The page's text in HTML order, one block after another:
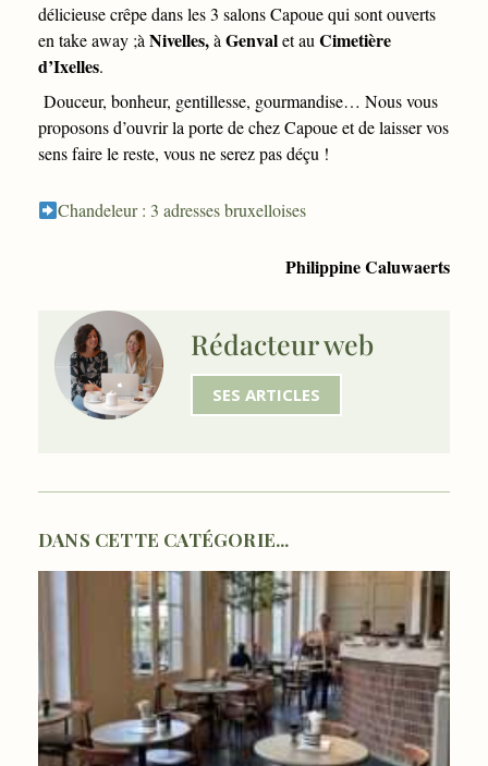
délicieuse crêpe dans les 3 salons Capoue qui sont ouverts
en take away ;à Nivelles,à Genvalet au Cimetière
d’Ixelles.
Douceur, bonheur, gentillesse, gourmandise… Nous vous
proposons d’ouvrir la porte de chez Capoue et de laisser vos
sens faire le reste, vous ne serez pas déçu !
Chandeleur : 3 adresses bruxelloises
Philippine Caluwaerts
Rédacteur web
SES ARTICLES
DANS CETTE CATÉGORIE...